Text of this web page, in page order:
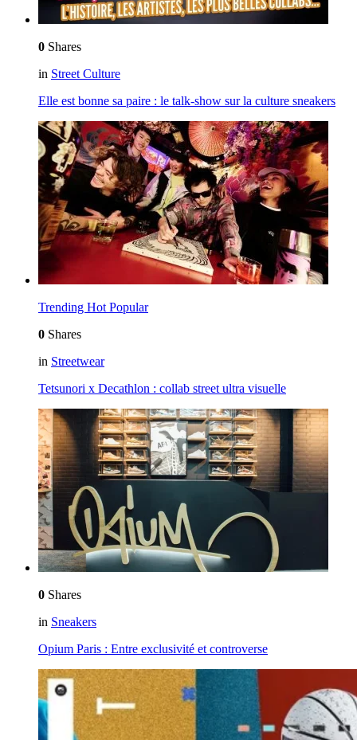
0 Shares
in Street Culture
Elle est bonne sa paire : le talk-show sur la culture sneakers
Trending Hot Popular
0 Shares
in Streetwear
Tetsunori x Decathlon : collab street ultra visuelle
0 Shares
in Sneakers
Opium Paris : Entre exclusivité et controverse